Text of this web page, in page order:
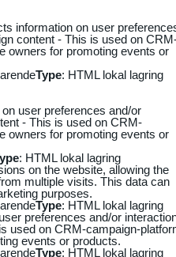
information on user
content - This is used on
owners for promoting events or
Type: HTML lokal lagring
user preferences and/or
- This is used on CRM-
owners for promoting events or
: HTML lokal lagring
on the website, allowing the
multiple visits. This data can
purposes.
Type: HTML lokal lagring
preferences and/or
used on CRM-campaign-
events or products.
Type: HTML lokal lagring